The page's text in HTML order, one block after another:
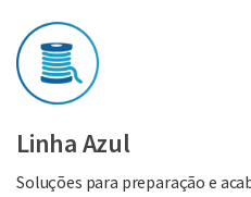
Linha Azul
Soluções para preparação e